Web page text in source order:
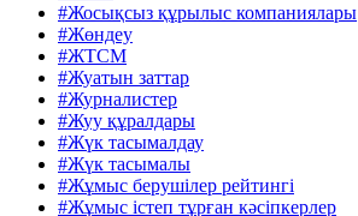
#Жосықсыз құрылыс компаниялары
#Жөндеу
#ЖТСМ
#Жуатын заттар
#Журналистер
#Жуу құралдары
#Жүк тасымалдау
#Жүк тасымалы
#Жұмыс берушілер рейтингі
#Жұмыс істеп тұрған кәсіпкерлер